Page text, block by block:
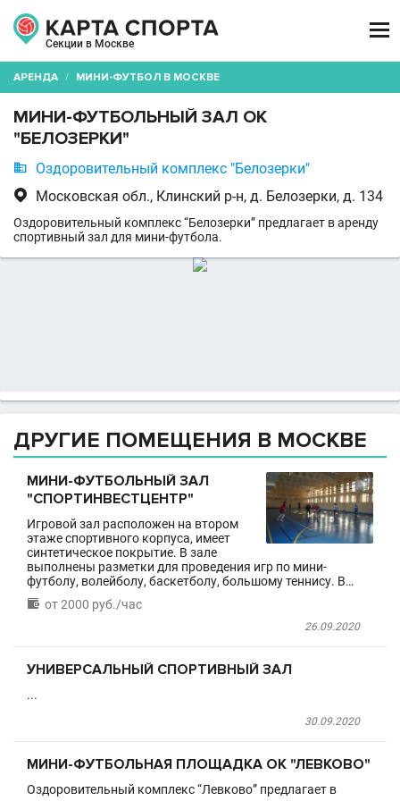
Секции в Москве

АРЕНДА / МИНИ-ФУТБОЛ В МОСКВЕ
МИНИ-ФУТБОЛЬНЫЙ ЗАЛ ОК
"БЕЛОЗЕРКИ"
 Оздоровительный комплекс "Белозерки"
 Московская обл., Клинский р-н, д. Белозерки, д. 134
Оздоровительный комплекс “Белозерки” предлагает в аренду
спортивный зал для мини-футбола.
ДРУГИЕ ПОМЕЩЕНИЯ В МОСКВЕ
МИНИ-ФУТБОЛЬНЫЙ ЗАЛ
"СПОРТИНВЕСТЦЕНТР"
Игровой зал расположен на втором
этаже спортивного корпуса, имеет
синтетическое покрытие. В зале
выполнены разметки для проведения игр по мини-
футболу, волейболу, баскетболу, большому теннису. В…
 от 2000 руб./час
26.09.2020
УНИВЕРСАЛЬНЫЙ СПОРТИВНЫЙ ЗАЛ
...
30.09.2020
МИНИ-ФУТБОЛЬНАЯ ПЛОЩАДКА ОК "ЛЕВКОВО"
Оздоровительный комплекс “Левково” предлагает в